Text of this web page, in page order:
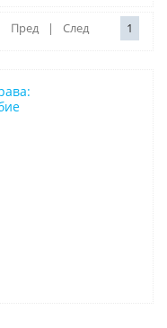
Пред | След 1